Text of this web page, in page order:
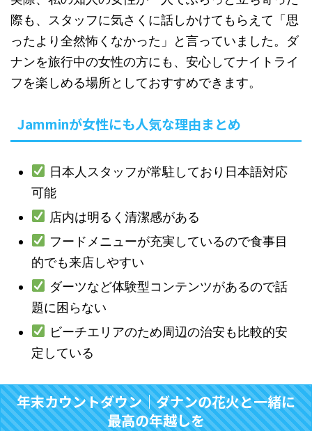
際も、スタッフに気さくに話しかけてもらえて「思
ったより全然怖くなかった」と言っていました。ダ
ナンを旅行中の女性の方にも、安心してナイトライ
フを楽しめる場所としておすすめできます。
Jamminが女性にも人気な理由まとめ
日本人スタッフが常駐しており日本語対応
可能
店内は明るく清潔感がある
フードメニューが充実しているので食事目
的でも来店しやすい
ダーツなど体験型コンテンツがあるので話
題に困らない
ビーチエリアのため周辺の治安も比較的安
定している
年末カウントダウン｜ダナンの花火と一緒に
最高の年越しを